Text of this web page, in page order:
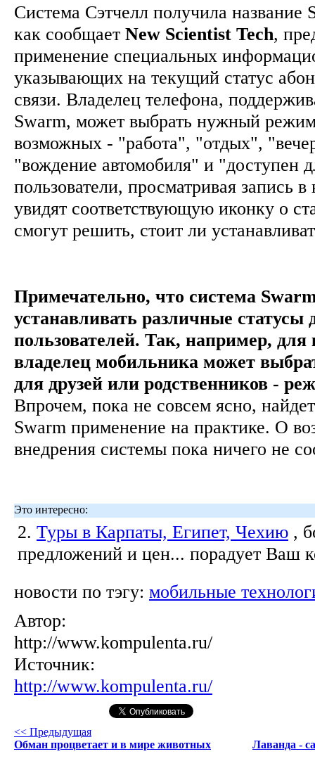
Система Сэтчелл получила название
как сообщает New Scientist Tech,
применение специальных
указывающих на текущий статус
связи. Владелец телефона,
Swarm, может выбрать нужный
возможных - "работа", "отдых",
"вождение автомобиля" и "доступен
пользователи, просматривая запись в
увидят соответствующую иконку о
смогут решить, стоит ли
Примечательно, что система
устанавливать различные статусы
пользователей. Так, например, для
владелец мобильника может
для друзей или родственников -
Впрочем, пока не совсем ясно,
Swarm применение на практике. О
внедрения системы пока ничего не
Это интересно:
2. Туры в Карпаты, Египет, Чехию ,
предложений и цен... порадует Ваш
новости по тэгу: мобильные
Автор:
http://www.kompulenta.ru/
Источник:
http://www.kompulenta.ru/
<< Предыдущая
Обман процветает и в мире животных
Лаванда -